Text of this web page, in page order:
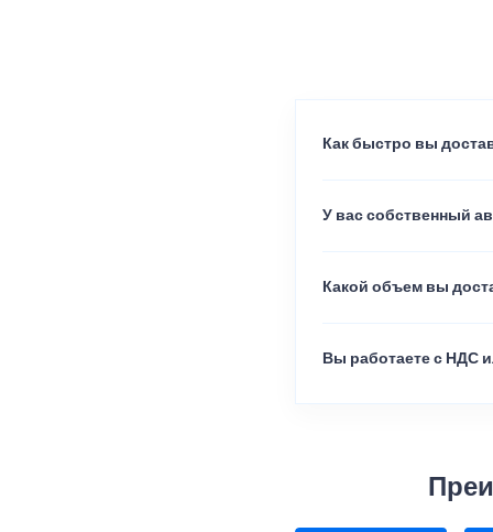
Как быстро вы
У вас собственный
Какой объем вы
Вы работаете с НДС